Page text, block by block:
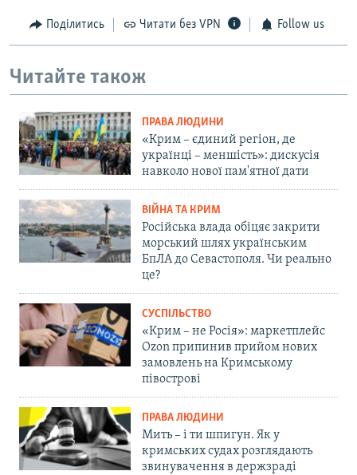
Поділитись Читати без VPN Follow us
Читайте також
ПРАВА ЛЮДИНИ
«Крим – єдиний регіон, де
українці – меншість»: дискусія
навколо нової пам'ятної дати
ВІЙНА ТА КРИМ
Російська влада обіцяє закрити
морський шлях українським
БпЛА до Севастополя. Чи реально
це?
СУСПІЛЬСТВО
«Крим – не Росія»: маркетплейс
Ozon припинив прийом нових
замовлень на Кримському
півострові
ПРАВА ЛЮДИНИ
Мить – і ти шпигун. Як у
кримських судах розглядають
звинувачення в держзраді